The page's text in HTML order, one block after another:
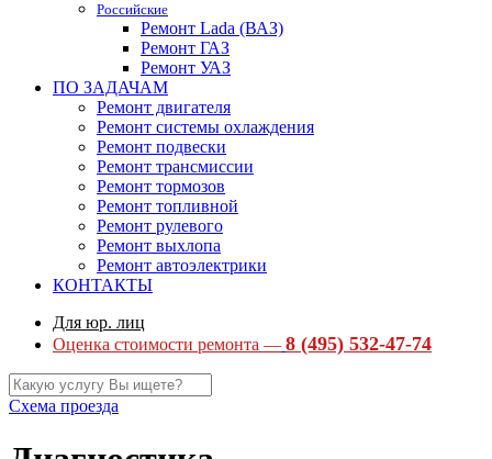
Российские
Ремонт Lada (ВАЗ)
Ремонт ГАЗ
Ремонт УАЗ
ПО ЗАДАЧАМ
Ремонт двигателя
Ремонт системы охлаждения
Ремонт подвески
Ремонт трансмиссии
Ремонт тормозов
Ремонт топливной
Ремонт рулевого
Ремонт выхлопа
Ремонт автоэлектрики
КОНТАКТЫ
Для юр. лиц
Оценка стоимости ремонта — 8 (495) 532-47-74
Схема проезда